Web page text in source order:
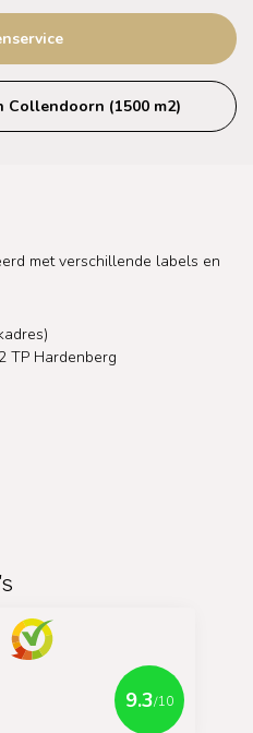
Collendoorn (1500 m2)
met verschillende labels en
TP Hardenberg
9.3/10